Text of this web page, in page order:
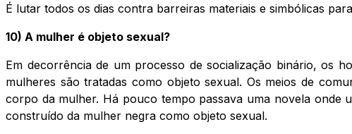
É lutar todos os dias contra barreiras materiais e simbólicas
10) A mulher é objeto sexual?
Em decorrência de um processo de socialização binário, os
mulheres são tratadas como objeto sexual. Os meios de
corpo da mulher. Há pouco tempo passava uma novela onde
construído da mulher negra como objeto sexual.